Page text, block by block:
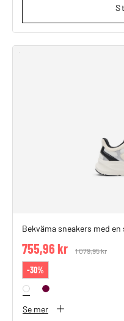
Bekväma sneakers med
Price reduced
1 079,95 kr
755,96 kr
-30%
Se mer